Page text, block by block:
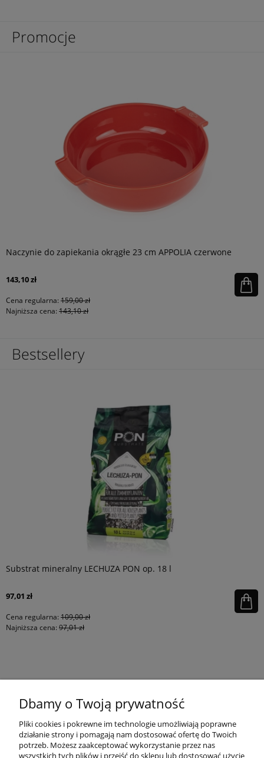
Promocje
Naczynie do zapiekania okrągłe 23 cm APPOLIA czerwone
143,10 zł
Cena regularna: 159,00 zł
Najniższa cena: 143,10 zł
Bestsellery
Substrat mineralny LECHUZA PON op. 18 l
97,01 zł
Cena regularna: 109,00 zł
Najniższa cena: 97,01 zł
MOJE KONTO
Dbamy o Twoją prywatność
Pliki cookies i pokrewne im technologie umożliwiają poprawne
działanie strony i pomagają nam dostosować ofertę do Twoich
potrzeb. Możesz zaakceptować wykorzystanie przez nas
wszystkich tych plików i przejść do sklepu lub dostosować użycie